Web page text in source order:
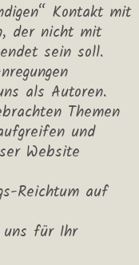
Kontakt mit
der nicht mit
sein soll.
als Autoren.
Themen
und
Website
Reichtum auf
uns für Ihr